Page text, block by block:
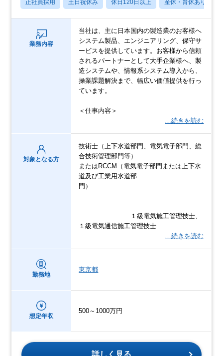
正社員採用 土日祝休み 休日120日以上 産休・育休あり
業務内容
当社は、主に日本国内の製造業のお客様へ
システム製品、エンジニアリング、保守サ
ービスを提供しています。お客様から信頼
されるパートナーとして大手企業様へ、製
造システムや、情報系システム導入から、
操業課題解決まで、幅広い価値提供を行っ
ています。
＜仕事内容＞
…続きを読む
対象となる方
技術士（上下水道部門、電気電子部門、総
合技術管理部門等）
またはRCCM（電気電子部門または上下水
道及び工業用水道部
門）
１級電気施工管理技士、
１級電気通信施工管理技士
…続きを読む
勤務地
東京都
想定年収
500～1000万円